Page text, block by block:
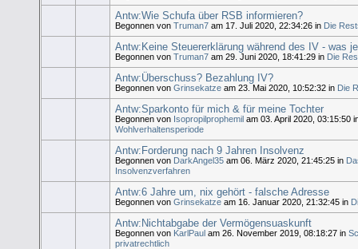
Antw:Wie Schufa über RSB informieren?
Begonnen vonTruman7 am 17. Juli 2020, 22:34:26 in Die
Antw:Keine Steuererklärung während des IV - was
Begonnen vonTruman7 am 29. Juni 2020, 18:41:29 in Die
Antw:Überschuss? Bezahlung IV?
Begonnen vonGrinsekatze am 23. Mai 2020, 10:52:32 in Die
Antw:Sparkonto für mich & für meine Tochter
Begonnen von Isopropilprophemil am 03. April 2020, 03:15:50
Wohlverhaltensperiode
Antw:Forderung nach 9 Jahren Insolvenz
Begonnen von DarkAngel35 am 06. März 2020, 21:45:25 in
Insolvenzverfahren
Antw:6 Jahre um, nix gehört - falsche Adresse
Begonnen vonGrinsekatze am 16. Januar 2020, 21:32:45 in
Antw:Nichtabgabe der Vermögensuaskunft
Begonnen von KarlPaul am 26. November 2019, 08:18:27 in
privatrechtlich